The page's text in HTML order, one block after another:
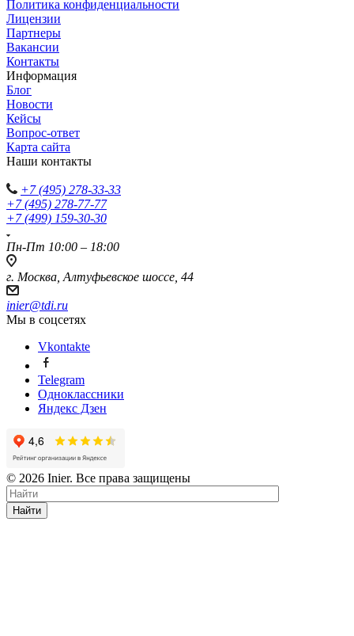
Политика конфиденциальности
Лицензии
Партнеры
Вакансии
Контакты
Информация
Блог
Новости
Кейсы
Вопрос-ответ
Карта сайта
Наши контакты
+7 (495) 278-33-33
+7 (495) 278-77-77
+7 (499) 159-30-30
Пн-Пт 10:00 – 18:00
г. Москва, Алтуфьевское шоссе, 44
inier@tdi.ru
Мы в соцсетях
Vkontakte
Telegram
Одноклассники
Яндекс Дзен
© 2026 Inier. Все права защищены
Найти